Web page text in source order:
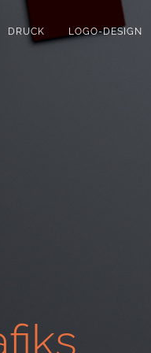
DRUCK LOGO-DESIGN